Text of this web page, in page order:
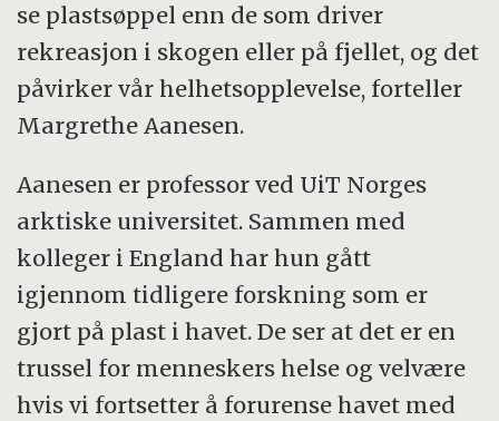
se plastsøppel enn de som driver
rekreasjon i skogen eller på fjellet, og det
påvirker vår helhetsopplevelse, forteller
Margrethe Aanesen.
Aanesen er professor ved UiT Norges
arktiske universitet. Sammen med
kolleger i England har hun gått
igjennom tidligere forskning som er
gjort på plast i havet. De ser at det er en
trussel for menneskers helse og velvære
hvis vi fortsetter å forurense havet med